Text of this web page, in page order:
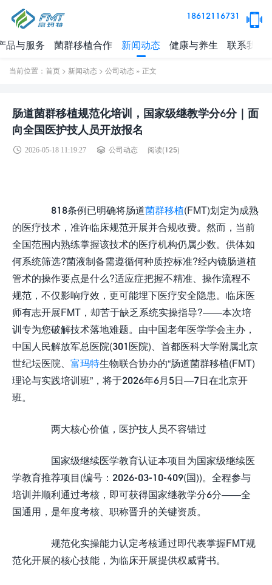
18612116731
品与服务 菌群移植合作 新闻动态 健康与养生 联系我们
当前位置： 首页 > 新闻动态 > 公司动态 » 正文
肠道菌群移植规范化培训，国家级继教学分6分｜面
向全国医护技人员开放报名
2026-05-18 11:19:27 公司动态 阅读(125)
818条例已明确将肠道菌群移植(FMT)划定为成熟
的医疗技术，准许临床规范开展并合规收费。然而，当前
全国范围内熟练掌握该技术的医疗机构仍属少数。供体如
何系统筛选?菌液制备需遵循何种质控标准?经内镜肠道植
管术的操作要点是什么?适应症把握不精准、操作流程不
规范，不仅影响疗效，更可能埋下医疗安全隐患。临床医
师有志开展FMT，却苦于缺乏系统实操指导?——本次培
训专为您破解技术落地难题。由中国老年医学学会主办，
中国人民解放军总医院(301医院)、首都医科大学附属北京
世纪坛医院、 富玛特生物联合协办的“肠道菌群移植(FMT)
理论与实践培训班”，将于2026年6月5日—7日在北京开
班。
两大核心价值，医护技人员不容错过
国家级继续医学教育认证本项目为国家级继续医
学教育推荐项目(编号：2026-03-10-409(国))。全程参与
培训并顺利通过考核，即可获得国家继教学分6分——全
国通用，是年度考核、职称晋升的关键资质。
规范化实操能力认定考核通过即代表掌握FMT规
范化开展的核心技能，为临床开展提供权威背书。